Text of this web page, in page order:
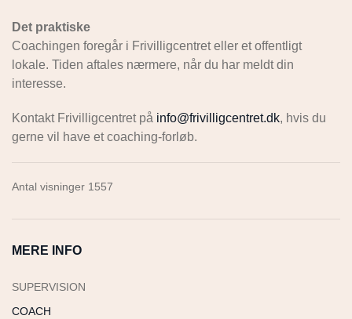
Det praktiske
Coachingen foregår i Frivilligcentret eller et offentligt
lokale. Tiden aftales nærmere, når du har meldt din
interesse.
Kontakt Frivilligcentret på info@frivilligcentret.dk, hvis du
gerne vil have et coaching-forløb.
Antal visninger 1557
MERE INFO
SUPERVISION
COACH